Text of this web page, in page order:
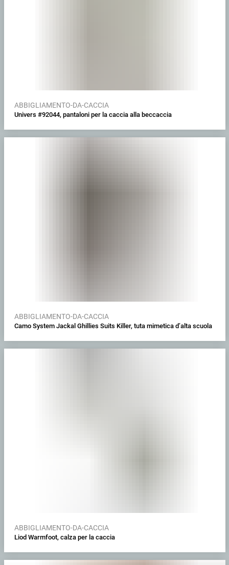
ABBIGLIAMENTO-DA-CACCIA
Univers #92044, pantaloni per la caccia alla beccaccia
ABBIGLIAMENTO-DA-CACCIA
Camo System Jackal Ghillies Suits Killer, tuta mimetica d’alta scuola
ABBIGLIAMENTO-DA-CACCIA
Liod Warmfoot, calza per la caccia